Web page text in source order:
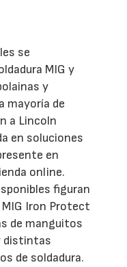
se
MIG y
y
mayoría de
a Lincoln
en soluciones
en
online.
figuran
Iron Protect
de manguitos
distintas
de soldadura.